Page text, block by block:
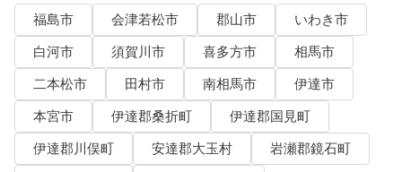
福島市 会津若松市 郡山市
いわき市
白河市
須賀川市 喜多方市
相馬市
二本松市
田村市 南相馬市
伊達市
本宮市
伊達郡桑折町
伊達郡国見町
伊達郡川俣町
安達郡大玉村
岩瀬郡鏡石町